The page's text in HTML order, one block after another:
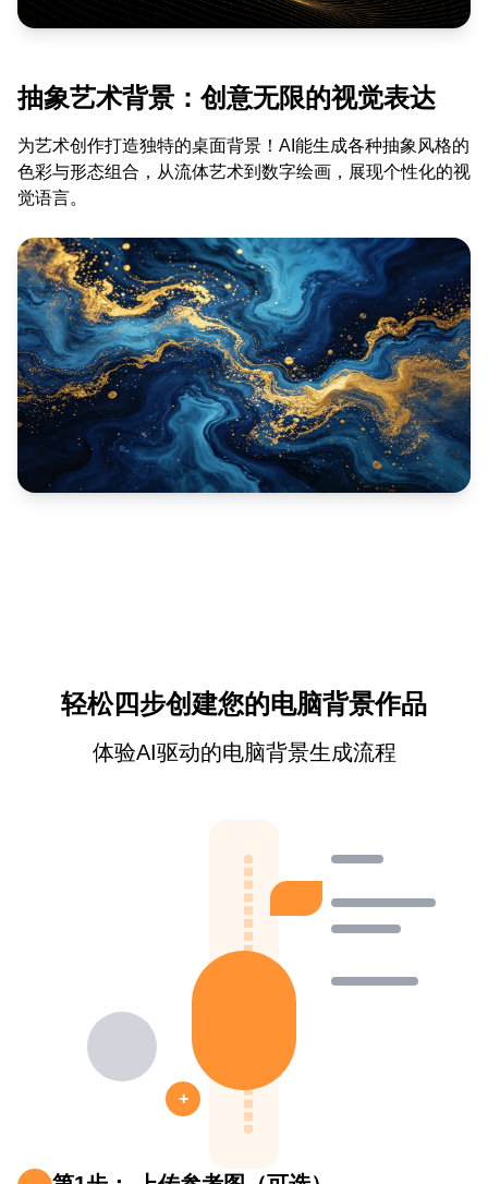
抽象艺术背景：创意无限的视觉表达
为艺术创作打造独特的桌面背景！AI能生成各种抽象风格的
色彩与形态组合，从流体艺术到数字绘画，展现个性化的视
觉语言。
轻松四步创建您的电脑背景作品
体验AI驱动的电脑背景生成流程
+